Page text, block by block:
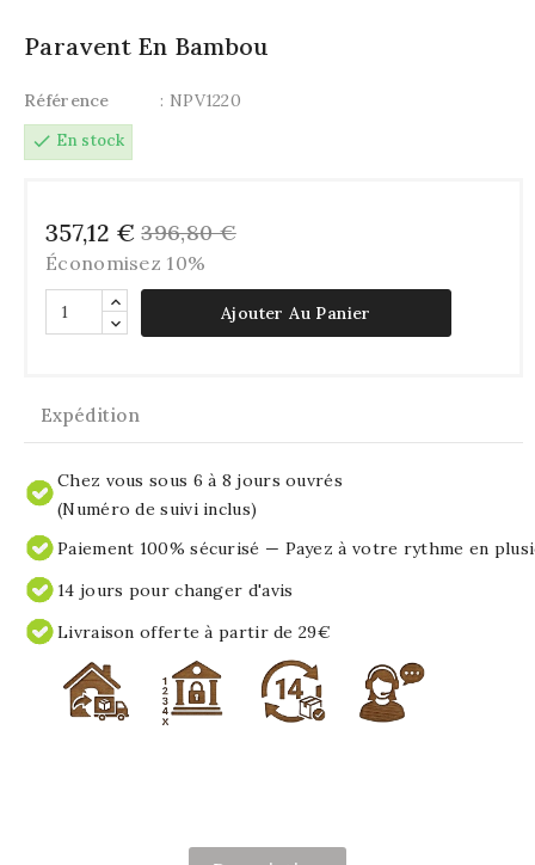
Paravent En Bambou
Référence
: NPV1220
check En stock
357,12 € 396,80 €
Économisez 10%
Ajouter Au Panier
Expédition
Chez vous sous 6 à 8 jours ouvrés
(Numéro de suivi inclus)
Paiement 100% sécurisé — Payez à votre rythme en
14 jours pour changer d'avis
Livraison offerte à partir de 29€